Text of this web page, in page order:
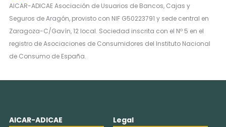
AICAR-ADICAE Asociación de Usuarios de Bancos, Cajas y
Seguros de Aragón, provisto con NIF G50223791 y sede central en
Zaragoza-C/Gavín, 12 local. Sociedad inscrita con el Nº 5 en el
registro de Asociaciones de Consumidores del Instituto Nacional
de Consumo de España.
AICAR-ADICAE Legal